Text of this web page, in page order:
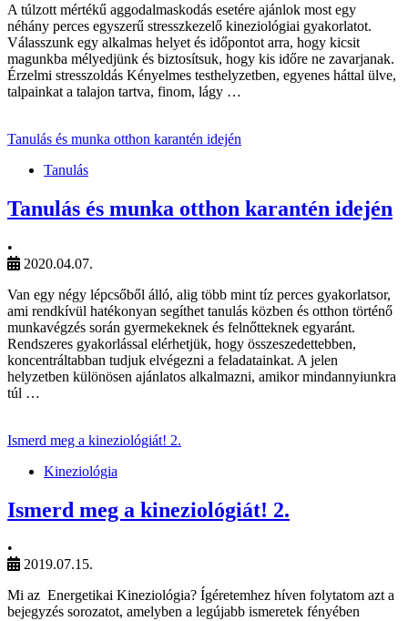
A túlzott mértékű aggodalmaskodás esetére ajánlok most egy
néhány perces egyszerű stresszkezelő kineziológiai gyakorlatot.
Válasszunk egy alkalmas helyet és időpontot arra, hogy kicsit
magunkba mélyedjünk és biztosítsuk, hogy kis időre ne zavarjanak.
Érzelmi stresszoldás Kényelmes testhelyzetben, egyenes háttal ülve,
talpainkat a talajon tartva, finom, lágy …
Tanulás és munka otthon karantén idején
Tanulás
Tanulás és munka otthon karantén idején
•
2020.04.07.
Van egy négy lépcsőből álló, alig több mint tíz perces gyakorlatsor,
ami rendkívül hatékonyan segíthet tanulás közben és otthon történő
munkavégzés során gyermekeknek és felnőtteknek egyaránt.
Rendszeres gyakorlással elérhetjük, hogy összeszedettebben,
koncentráltabban tudjuk elvégezni a feladatainkat. A jelen
helyzetben különösen ajánlatos alkalmazni, amikor mindannyiunkra
túl …
Ismerd meg a kineziológiát! 2.
Kineziológia
Ismerd meg a kineziológiát! 2.
•
2019.07.15.
Mi az Energetikai Kineziológia? Ígéretemhez híven folytatom azt a
bejegyzés sorozatot, amelyben a legújabb ismeretek fényében